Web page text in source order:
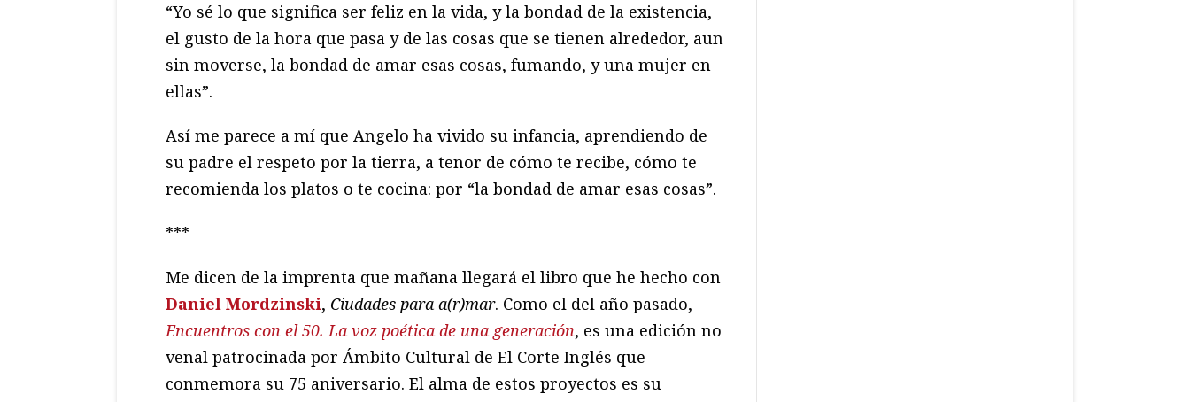
“Yo sé lo que significa ser feliz en la vida, y la bondad de la existencia,
el gusto de la hora que pasa y de las cosas que se tienen alrededor, aun
sin moverse, la bondad de amar esas cosas, fumando, y una mujer en
ellas”.
Así me parece a mí que Angelo ha vivido su infancia, aprendiendo de
su padre el respeto por la tierra, a tenor de cómo te recibe, cómo te
recomienda los platos o te cocina: por “la bondad de amar esas cosas”.
***
Me dicen de la imprenta que mañana llegará el libro que he hecho con
Daniel Mordzinski, Ciudades para a(r)mar. Como el del año pasado,
Encuentros con el 50. La voz poética de una generación, es una edición no
venal patrocinada por Ámbito Cultural de El Corte Inglés que
conmemora su 75 aniversario. El alma de estos proyectos es su